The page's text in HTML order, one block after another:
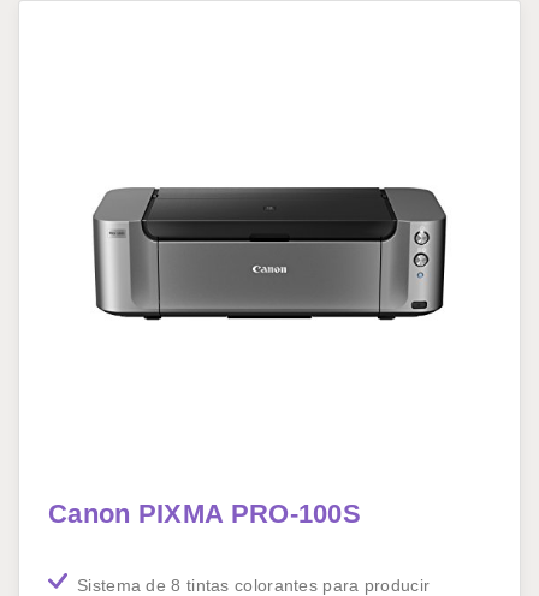
Canon PIXMA PRO-100S
Sistema de 8 tintas colorantes para producir